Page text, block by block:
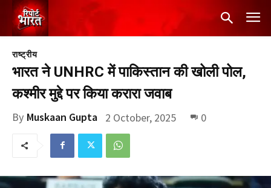
राष्ट्रीय
भारत ने UNHRC में पाकिस्तान की खोली पोल,
कश्मीर मुद्दे पर किया करारा जवाब
By Muskaan Gupta 2 October, 2025 0